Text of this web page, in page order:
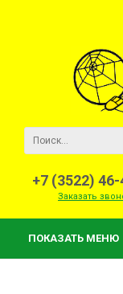
+7 (3522)
Заказать
ПОКАЗАТЬ МЕНЮ